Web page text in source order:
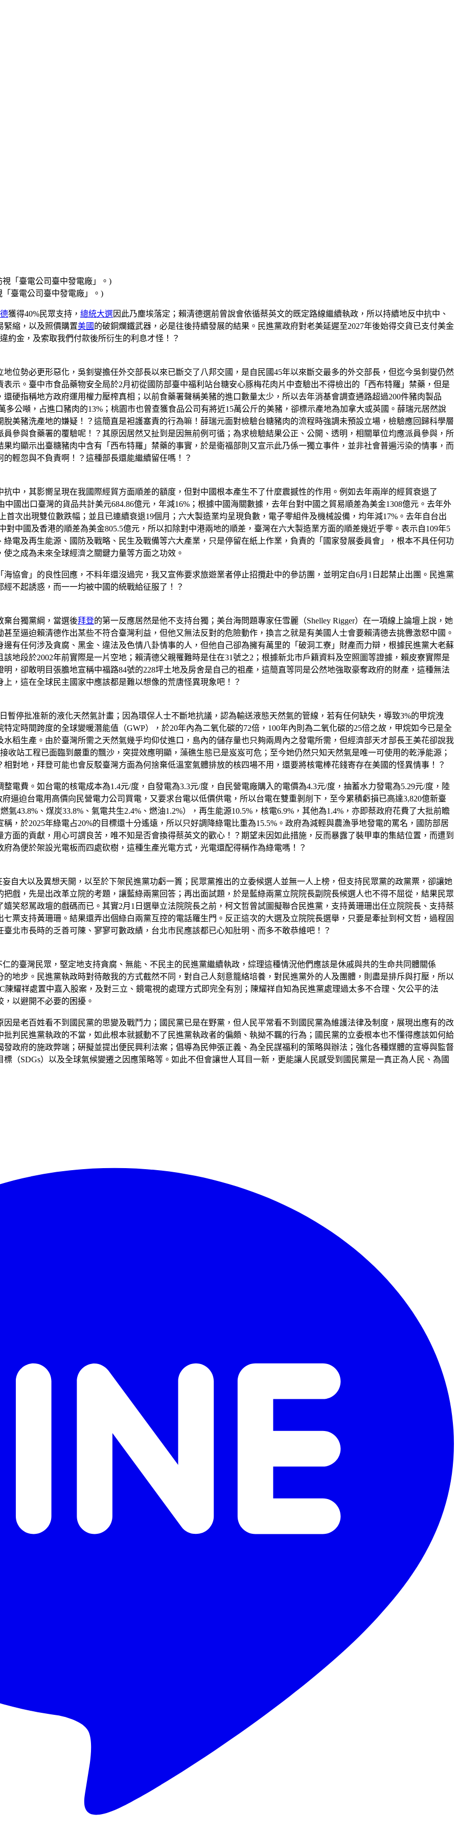
臺電公司臺中發電廠」。)
獲得40%民眾支持， 總統大選因此乃塵埃落定；賴清德選前曾說會依循蔡英文的既定路線繼續執政，所以持續地反中抗中、
緊縮，以及照價購置美國 的破銅爛鐵武器，必是往後持續發展的結果。民進黨政府對老美延遲至2027年後始得交貨已支付美金
約金，及索取我們付款後所衍生的利息才怪！？
位勢必更形惡化，吳釗燮擔任外交部長以來已斷交了八邦交國，是自民國45年以來斷交最多的外交部長，但迄今吳釗燮仍然
示。臺中市食品藥物安全局於2月初從國防部臺中福利站台糖安心豚梅花肉片中查驗出不得檢出的「西布特羅」禁藥，但是
硬指稱地方政府運用權力壓榨真相；以前食藥署聲稱美豬的進口數量太少，所以去年消基會調查通路超過200件豬肉製品
公噸，占進口豬肉的13%；桃園市也曾查獲食品公司有將近15萬公斤的美豬，卻標示產地為加拿大或英國。薛瑞元居然說
美豬洗產地的嫌疑！？這簡直是袒護塞責的行為嘛！薛瑞元面對檢驗台糖豬肉的流程時強調未預設立場，檢驗應回歸科學層
參與食藥署的覆驗呢！？其原因居然又扯到是因無前例可循；為求檢驗結果公正、公開、透明，相關單位均應派員參與，所
均顯示出臺糖豬肉中含有「西布特羅」禁藥的事實，於是衛福部則又宣示此乃係一獨立事件，並非社會普遍污染的情事，而
輕忽與不負責啊！？這種部長還能繼續留任嗎！？
中，其影嚮呈現在我國際經貿方面順差的額度，但對中國根本產生不了什麼震撼性的作用。例如去年兩岸的經貿衰退了
中國出口臺灣的貨品共計美元684.86億元，年減16%；根據中國海關數據，去年台對中國之貿易順差為美金1308億元。去年外
次出現雙位數跌幅；並且已連續衰退19個月；六大製造業均呈現負數，電子零組件及機械設備，均年減17%。去年自台出
對中國及香港的順差為美金805.5億元，所以扣除對中港兩地的順差，臺灣在六大製造業方面的順差幾近乎零。表示自109年5
電及再生能源、國防及戰略、民生及戰備等六大產業，只是停留在紙上作業，負責的「國家發展委員會」，根本不具任何功
之成為未來全球經濟之關鍵力量等方面之功效。
協會」的良性回應，不料年還沒過完，我又宣佈要求旅遊業者停止招攬赴中的參訪團，並明定自6月1日起禁止出團。民進黨
不起誘惑，而一一均被中國的統戰給征服了！？
棄台獨黨綱，當選後拜登的第一反應居然是他不支持台獨；美台海問題專家任雪麗（Shelley Rigger）在一項線上論壇上說，她
至逼迫賴清德作出某些不符合臺灣利益，但他又無法反對的危險動作，換言之就是有美國人士會要賴清德去挑釁激怒中國。
有任何涉及貪腐、黑金、違法及色情八卦情事的人，但他自己卻為擁有萬里的「破洞工寮」財產而力辯，根據民進黨大老蘇
地段於2002年前實際是一片空地；賴清德父親罹難時是住在31號之2；根據新北市戶籍資料及空照圖等證據，賴皮寮實際是
，卻敢明目張膽地宣稱中福路84號的228坪土地及房舍是自己的祖產，這簡直等同是公然地強取豪奪政府的財產，這種無法
，這在全球民主國家中應該都是難以想像的荒唐怪異現象吧！？
暫停批准新的液化天然氣計畫；因為環保人士不斷地抗議，認為輸送液態天然氣的管線，若有任何缺失，導致3%的甲烷洩
定時間跨度的全球變暖潛能值（GWP），於20年內為二氧化碳的72倍，100年內則為二氧化碳的25倍之故，甲烷如今已是全
稻生產。由於臺灣所需之天然氣幾乎均仰仗進口，島內的儲存量也只夠兩周內之發電所需，但經濟部天才部長王美花卻說我
收站工程已面臨到嚴重的飄沙，突提效應明顯，藻礁生態已是岌岌可危；至今她仍然只知天然氣是唯一可使用的乾淨能源；
對地，拜登可能也會反駁臺灣方面為何捨棄低溫室氣體排放的核四場不用，還要將核電棒花錢寄存在美國的怪異情事！？
電費。如台電的核電成本為1.4元/度，自發電為3.3元/度，自民營電廠購入的電價為4.3元/度，抽蓄水力發電為5.29元/度，陸
逼迫台電用高價向民營電力公司買電，又要求台電以低價供電，所以台電在雙重剝削下，至今累積虧損已高達3,820億新臺
43.8%、煤炭33.8%、氣電共生2.4%、燃油1.2%），再生能源10.5%，核電6.9%，其他為1.4%，亦即蔡政府花費了大批前瞻
，於2025年綠電占20%的目標還十分遙遠，所以只好調降綠電比重為15.5%。政府為減輕與農漁爭地發電的罵名，國防部居
面的貢獻，用心可謂良苦，唯不知是否會換得蔡英文的歡心！？期望未因如此措施，反而暴露了裝甲車的集結位置，而遭到
為便於架設光電板而四處砍樹，這種生產光電方式，光電還配得稱作為綠電嗎！？
妄自大以及異想天開，以至於下架民進黨功虧一簣；民眾黨推出的立委候選人並無一人上榜，但支持民眾黨的政黨票，卻讓她
戲，先是出改革立院的考題，讓藍綠兩黨回答；再出面試題，於是藍綠兩黨立院院長副院長候選人也不得不屈從，結果民眾
笑怒駡政壇的戲碼而已。其實2月1日選舉立法院院長之前，柯文哲曾試圖擬聯合民進黨，支持黃珊珊出任立院院長、支持蔡
票支持黃珊珊。結果還弄出個綠白兩黨互控的電話羅生門。反正這次的大選及立院院長選舉，只要是牽扯到柯文哲，過程固
北市長時的乏善可陳、寥寥可數政績，台北市民應該都已心知肚明、而多不敢恭維吧！？
的臺灣民眾，堅定地支持貪腐、無能、不民主的民進黨繼續執政，綜理這種情況他們應該是休戚與共的生命共同體關係
地步。民進黨執政時對待敵我的方式截然不同，對自己人刻意籠絡培養，對民進黨外的人及團體，則盡是排斥與打壓，所以
耀祥處置中嘉入股案，及對三立、鏡電視的處理方式即完全有別；陳耀祥自知為民進黨處理過太多不合理、欠公平的法
以避開不必要的困擾。
是老百姓看不到國民黨的思變及戰鬥力；國民黨已是在野黨，但人民平常看不到國民黨為維護法律及制度，展現出應有的改
判民進黨執政的不當，如此根本就撼動不了民進黨執政者的偏頗、執拗不羈的行為；國民黨的立委根本也不懂得應該如何給
政府的施政弊端；硏擬並提出便民興利法案；倡導為民伸張正義、為全民謀福利的策略與辦法；強化各種媒體的宣導與監督
（SDGs）以及全球氣候變遷之因應策略等。如此不但會讓世人耳目一新，更能讓人民感受到國民黨是一真正為人民、為國